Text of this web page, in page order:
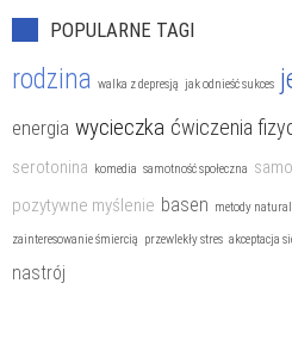
POPULARNE TAGI
rodzina walka z depresją jak odnieść sukces
energia wycieczka ćwiczenia
serotonina komedia samotność społeczna
pozytywne myślenie basen metody
zainteresowanie śmiercią przewlekły stres akceptacja
nastrój